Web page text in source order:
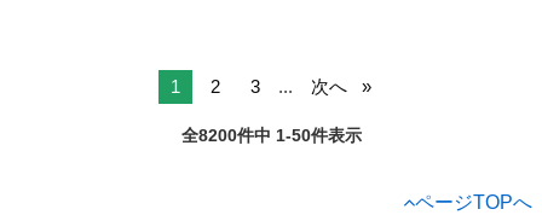
1 2 3 ... 次へ
全8200件中 1-50件表示
ページTOPへ